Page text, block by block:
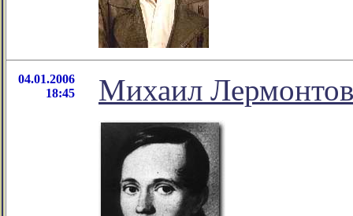
04.01.2006
18:45
Михаил Лермонтов